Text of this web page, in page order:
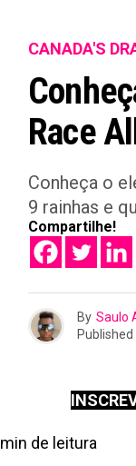
CANADA'S
Race
Conheça o
9 rainhas e
Compartilhe!
By Saulo
Published
min de leitura